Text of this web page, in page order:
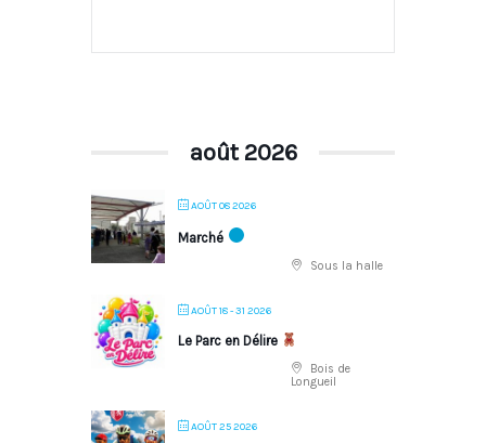
août 2026
AOÛT 08 2026
Marché
Sous la halle
AOÛT 18 - 31 2026
Le Parc en Délire
Bois de
Longueil
AOÛT 25 2026